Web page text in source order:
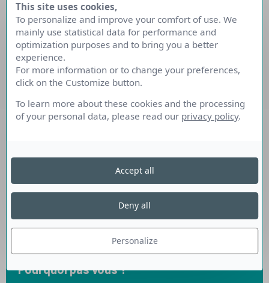
Transitions Pro
Hauts-de-France
En 2025, c'est :
3 193 dossiers de reconversion
approuvés, par nos commissions,
composées à part égale de représentants du
patronat et des salariés.
3 193 personnes qui ont pris un nouvel
élan…
Pourquoi pas vous ?
This site uses cookies,
To personalize and improve your comfort of use. We
mainly use statistical data for performance and
optimization purposes and to bring you a better
experience.
For more information or to change your preferences,
click on the Customize button.
To learn more about these cookies and the processing
of your personal data, please read our privacy policy.
Personalize
Deny all
Accept all